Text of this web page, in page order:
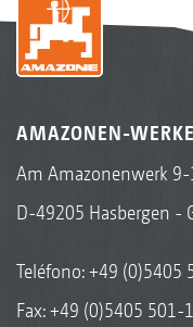
AMAZONEN-
Am Amazonenwerk 9-
D-49205 Hasbergen -
Teléfono:+49 (0)5405
Fax: +49 (0)5405 501-